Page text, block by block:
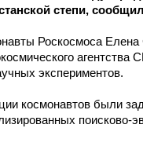
степи,
Роскосмоса
экспериментов.
космонавтов были
поисково-